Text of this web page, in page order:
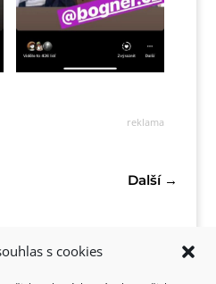
s cookies
reklama
Další→